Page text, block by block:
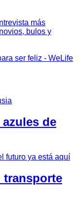
más
bulos y
ser feliz - WeLife
de
transporte